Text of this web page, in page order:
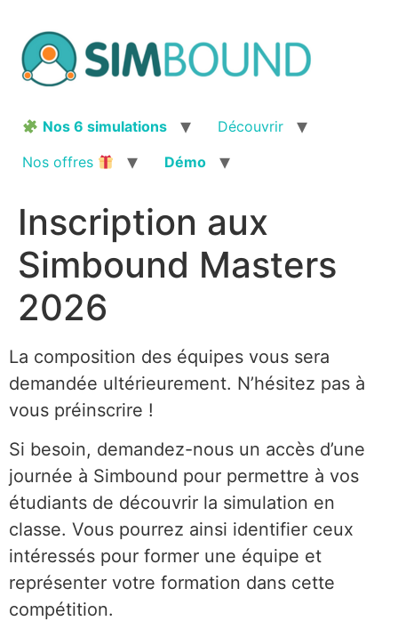
contenu
Nos 6 simulations
Découvrir
Nos offres
Démo
Inscription aux
Simbound Masters
2026
La composition des équipes vous sera
demandée ultérieurement. N’hésitez pas à
vous préinscrire !
Si besoin, demandez-nous un accès d’une
journée à Simbound pour permettre à vos
étudiants de découvrir la simulation en
classe. Vous pourrez ainsi identifier ceux
intéressés pour former une équipe et
représenter votre formation dans cette
compétition.